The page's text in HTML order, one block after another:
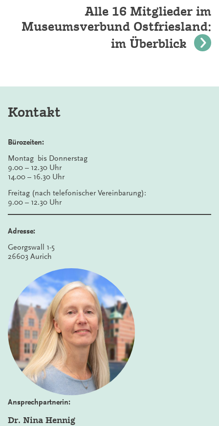
Alle 16 Mitglieder im
Museumsverbund Ostfriesland:
im Überblick
Kontakt
Bürozeiten:
Montag bis Donnerstag
9.00 – 12.30 Uhr
14.00 – 16.30 Uhr
Freitag (nach telefonischer Vereinbarung):
9.00 – 12.30 Uhr
Adresse:
Georgswall 1-5
26603 Aurich
Ansprechpartnerin:
Dr. Nina Hennig